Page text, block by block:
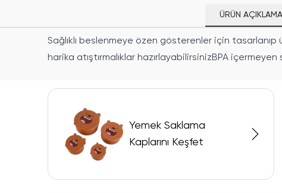
ÜRÜN
Sağlıklı beslenmeye özen gösterenler için
harika atıştırmalıklar hazırlayabilirsinizBPA
Yemek Saklama
Kaplarını Keşfet